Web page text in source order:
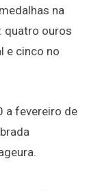
na
quatro ouros
e cinco no
a fevereiro de